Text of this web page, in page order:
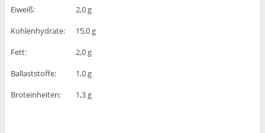
Eiweiß:
2,0 g
Kohlenhydrate:
15,0 g
Fett:
2,0 g
Ballaststoffe:
1,0 g
Broteinheiten:
1,3 g